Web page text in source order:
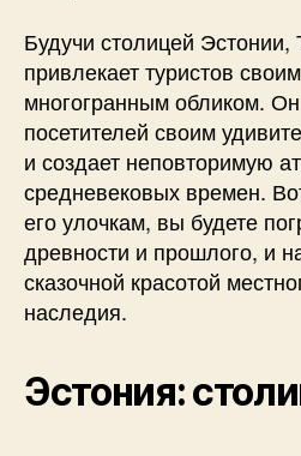
Будучи столицей
привлекает туристов
многогранным обликом.
посетителей своим
и создает неповторимую
средневековых времен.
его улочкам, вы будете
древности и прошлого, и
сказочной красотой
наследия.
Эстония: